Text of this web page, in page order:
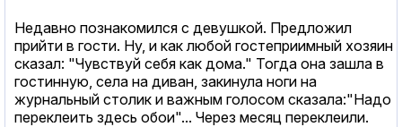
Недавно познакомился с девушкой. Предложил
прийти в гости. Ну, и как любой гостеприимный хозяин
сказал: "Чувствуй себя как дома." Тогда она зашла в
гостинную, села на диван, закинула ноги на
журнальный столик и важным голосом сказала:"Надо
переклеить здесь обои"... Через месяц переклеили.